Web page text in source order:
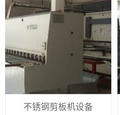
不锈钢剪板机设备